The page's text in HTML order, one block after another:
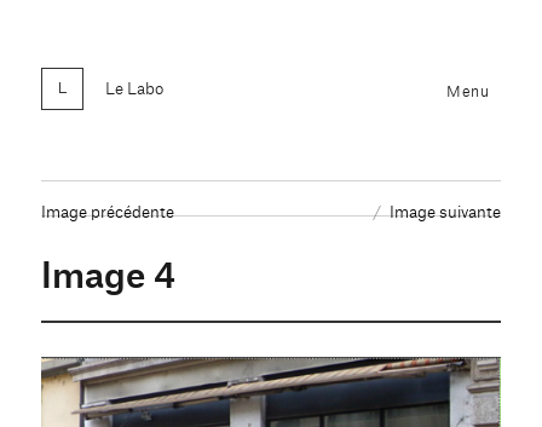
Le Labo Menu
Image précédente Image suivante
Image 4